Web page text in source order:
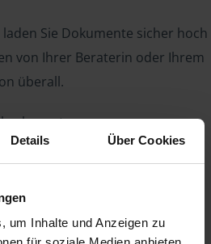
Details Über Cookies
um Inhalte und Anzeigen zu
Sie Dokumente sicher hoch
von Ihrer Beraterin oder Ihrem
überall.
herunter: